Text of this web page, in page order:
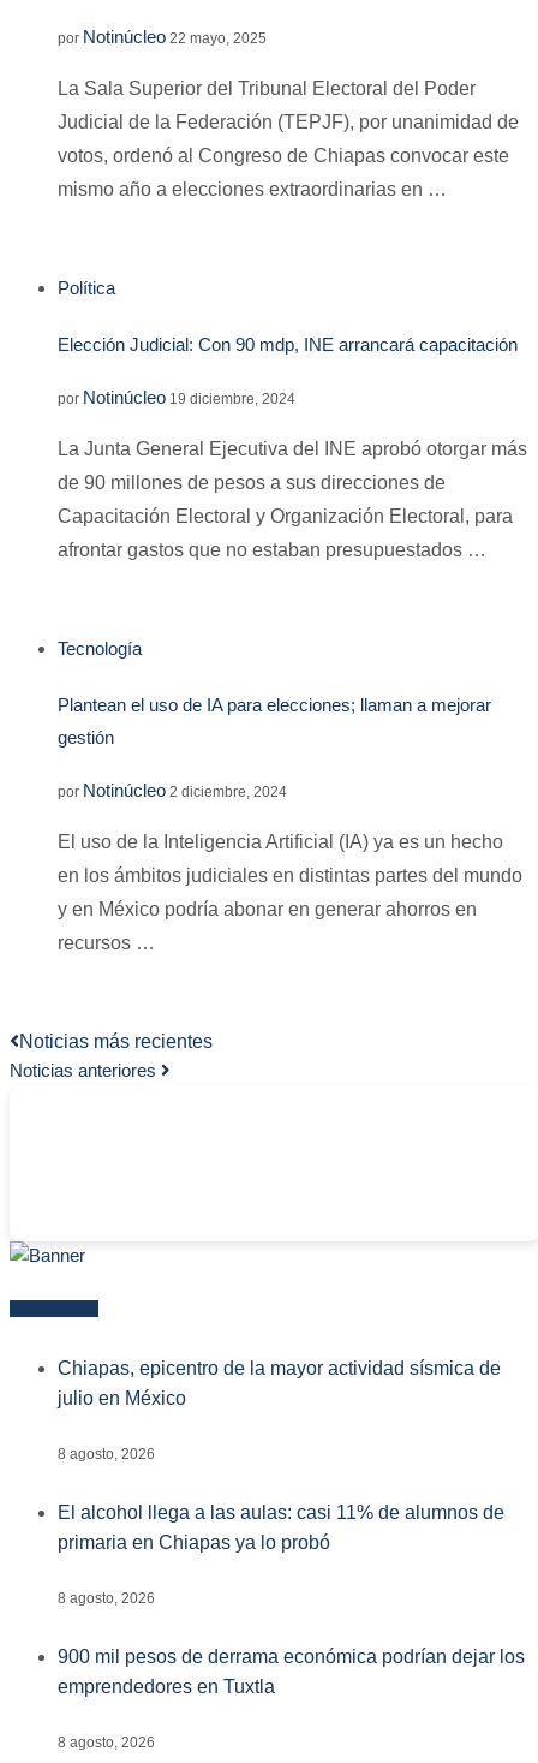
por Notinúcleo 22 mayo, 2025
La Sala Superior del Tribunal Electoral del Poder
Judicial de la Federación (TEPJF), por unanimidad de
votos, ordenó al Congreso de Chiapas convocar este
mismo año a elecciones extraordinarias en …
Política
Elección Judicial: Con 90 mdp, INE arrancará capacitación
por Notinúcleo 19 diciembre, 2024
La Junta General Ejecutiva del INE aprobó otorgar más
de 90 millones de pesos a sus direcciones de
Capacitación Electoral y Organización Electoral, para
afrontar gastos que no estaban presupuestados …
Tecnología
Plantean el uso de IA para elecciones; llaman a mejorar
gestión
por Notinúcleo 2 diciembre, 2024
El uso de la Inteligencia Artificial (IA) ya es un hecho
en los ámbitos judiciales en distintas partes del mundo
y en México podría abonar en generar ahorros en
recursos …
Noticias más recientes
Noticias anteriores
Chiapas, epicentro de la mayor actividad sísmica de
julio en México
8 agosto, 2026
El alcohol llega a las aulas: casi 11% de alumnos de
primaria en Chiapas ya lo probó
8 agosto, 2026
900 mil pesos de derrama económica podrían dejar los
emprendedores en Tuxtla
8 agosto, 2026